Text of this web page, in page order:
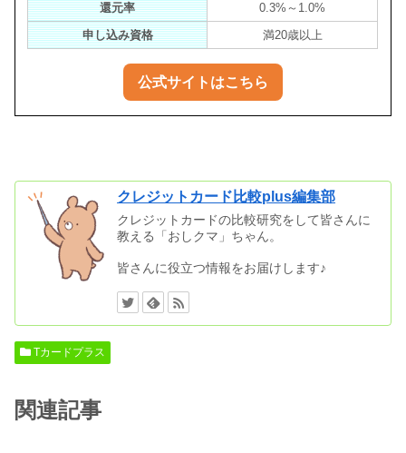
還元率
0.3%～1.0%
申し込み資格
満20歳以上
公式サイトはこちら
クレジットカード比較plus編集部
クレジットカードの比較研究をして皆さんに
教える「おしクマ」ちゃん。
皆さんに役立つ情報をお届けします♪
Tカードプラス
関連記事